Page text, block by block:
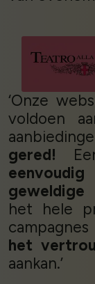
‘Onze
voldoen
gered!
geweldige
het hele
het
aankan.’